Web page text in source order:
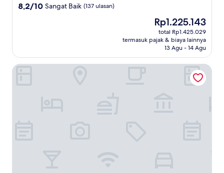
8.2
ulasan)
8,2/10 Sangat Baik (137 ulasan)
Harga
sekarang
Rp1.225.143
Rp1.225.143
total Rp1.425.029
termasuk pajak & biaya lainnya
13 Agu - 14 Agu
Villa Seignemartin